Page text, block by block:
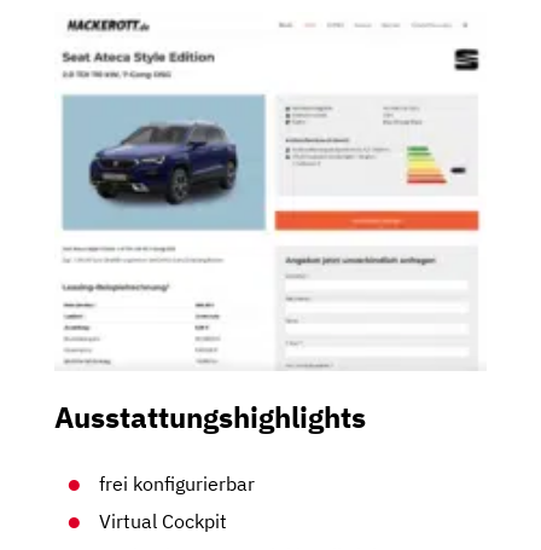
Ausstattungshighlights
frei konfigurierbar
Virtual Cockpit